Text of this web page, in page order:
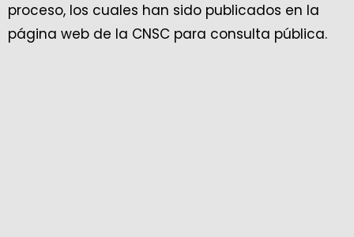
proceso, los cuales han sido publicados en la
página web de la CNSC para consulta pública.